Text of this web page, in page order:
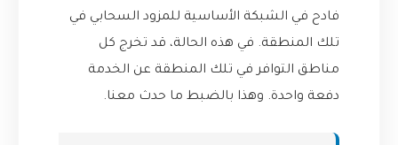
فادح في الشبكة الأساسية للمزود السحابي في
تلك المنطقة. في هذه الحالة، قد تخرج كل
مناطق التوافر في تلك المنطقة عن الخدمة
دفعة واحدة. وهذا بالضبط ما حدث معنا.